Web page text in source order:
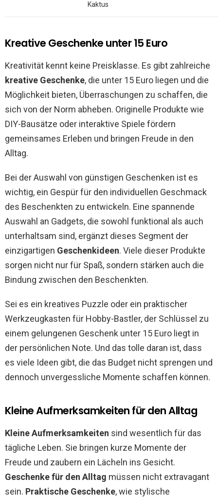
Kaktus
Kreative Geschenke unter 15 Euro
Kreativität kennt keine Preisklasse. Es gibt zahlreiche
kreative Geschenke, die unter 15 Euro liegen und die
Möglichkeit bieten, Überraschungen zu schaffen, die
sich von der Norm abheben. Originelle Produkte wie
DIY-Bausätze oder interaktive Spiele fördern
gemeinsames Erleben und bringen Freude in den
Alltag.
Bei der Auswahl von günstigen Geschenken ist es
wichtig, ein Gespür für den individuellen Geschmack
des Beschenkten zu entwickeln. Eine spannende
Auswahl an Gadgets, die sowohl funktional als auch
unterhaltsam sind, ergänzt dieses Segment der
einzigartigen Geschenkideen. Viele dieser Produkte
sorgen nicht nur für Spaß, sondern stärken auch die
Bindung zwischen den Beschenkten.
Sei es ein kreatives Puzzle oder ein praktischer
Werkzeugkasten für Hobby-Bastler, der Schlüssel zu
einem gelungenen Geschenk unter 15 Euro liegt in
der persönlichen Note. Und das tolle daran ist, dass
es viele Ideen gibt, die das Budget nicht sprengen und
dennoch unvergessliche Momente schaffen können.
Kleine Aufmerksamkeiten für den Alltag
Kleine Aufmerksamkeiten sind wesentlich für das
tägliche Leben. Sie bringen kurze Momente der
Freude und zaubern ein Lächeln ins Gesicht.
Geschenke für den Alltag müssen nicht extravagant
sein. Praktische Geschenke, wie stylische